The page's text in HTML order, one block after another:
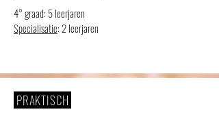
4° graad: 5 leerjaren
Specialisatie: 2 leerjaren
PRAKTISCH